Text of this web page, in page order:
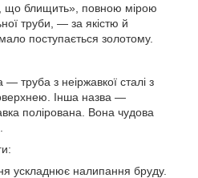
що блищить», повною мірою
труби, — за якістю й
поступається золотому.
труба з неіржавкої сталі з
Інша назва —
полірована. Вона чудова
поверхні.
ускладнює налипання бруду.